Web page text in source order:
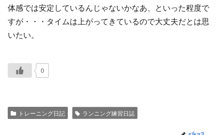
体感では安定しているんじゃないかなあ、といった程度で
すが・・・タイムは上がってきているので大丈夫だとは思
いたい。
0
トレーニング日記 ランニング練習日誌